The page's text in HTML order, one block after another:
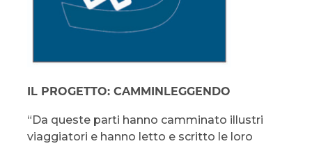
IL PROGETTO: CAMMIN LEGGENDO
“Da queste parti hanno camminato illustri
viaggiatori e hanno letto e scritto le loro